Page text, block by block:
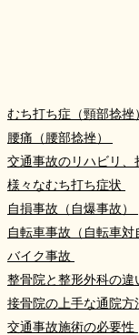
むち打ち症（頸部捻挫
腰痛（腰部捻挫）
交通事故のリハビリ、
様々なむち打ち症状
自損事故（自爆事故）
自転車事故（自転車対
バイク事故
整骨院と整形外科の違
接骨院の上手な通院方
交通事故施術の必要性